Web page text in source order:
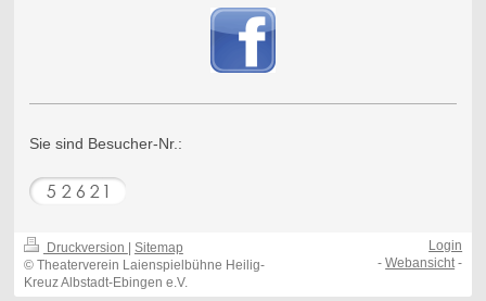
Sie sind Besucher-Nr.:
Druckversion
Sitemap
© Theaterverein Laienspielbühne Heilig-
Kreuz Albstadt-Ebingen e.V.
Login
-Webansicht-